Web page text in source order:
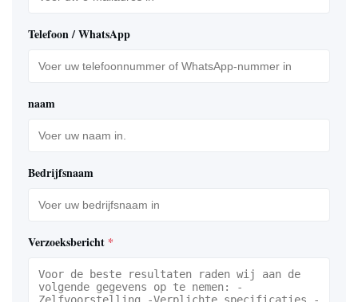
Telefoon / WhatsApp
naam
Bedrijfsnaam
Verzoeksbericht *